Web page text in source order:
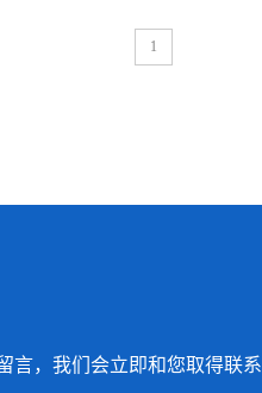
1
言，我们会立即和您取得联系